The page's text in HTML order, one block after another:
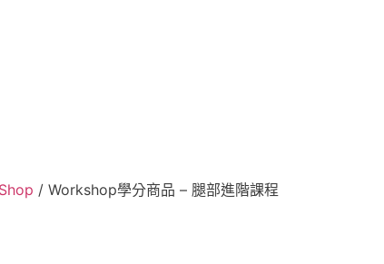
/ Workshop學分商品 – 腿部進階課程